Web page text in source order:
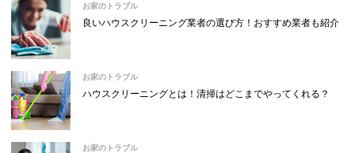
お家のトラブル
良いハウスクリーニング業者の選び方！おすすめ業者も紹介
お家のトラブル
ハウスクリーニングとは！清掃はどこまでやってくれる？
お家のトラブル